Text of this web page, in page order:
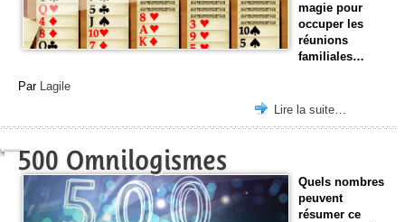
magie pour
occuper les
réunions
familiales…
Par Lagile
Lire la suite…
500 Omnilogismes
Quels nombres
peuvent
résumer ce